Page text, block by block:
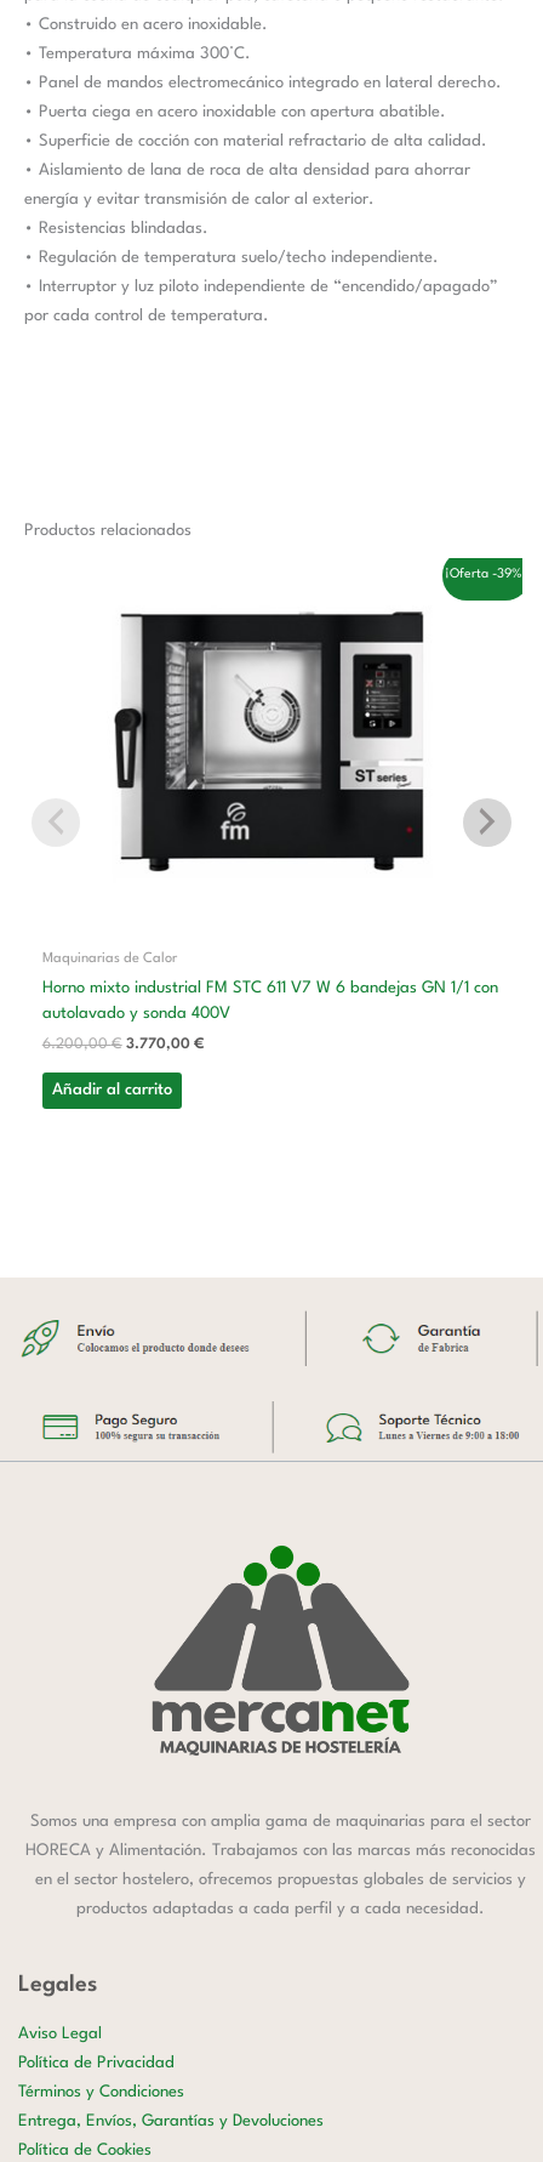
• Construido en acero inoxidable.
• Temperatura máxima 300°C.
• Panel de mandos electromecánico integrado en lateral derecho.
• Puerta ciega en acero inoxidable con apertura abatible.
• Superficie de cocción con material refractario de alta calidad.
• Aislamiento de lana de roca de alta densidad para ahorrar
energía y evitar transmisión de calor al exterior.
• Resistencias blindadas.
• Regulación de temperatura suelo/techo independiente.
• Interruptor y luz piloto independiente de “encendido/apagado”
por cada control de temperatura.
Productos relacionados
¡Oferta -39%!
Maquinarias de Calor
Horno mixto industrial FM STC 611 V7 W 6 bandejas GN 1/1 con
autolavado y sonda 400V
6.200,00€
6.200,00 €.
3.770,00 €
3.770,00 €.
Añadir al carrito
Somos una empresa con amplia gama de maquinarias para el sector
HORECA y Alimentación. Trabajamos con las marcas más reconocidas
en el sector hostelero, ofrecemos propuestas globales de servicios y
productos adaptadas a cada perfil y a cada necesidad.
Legales
Aviso Legal
Política de Privacidad
Términos y Condiciones
Entrega, Envíos, Garantías y Devoluciones
Política de Cookies